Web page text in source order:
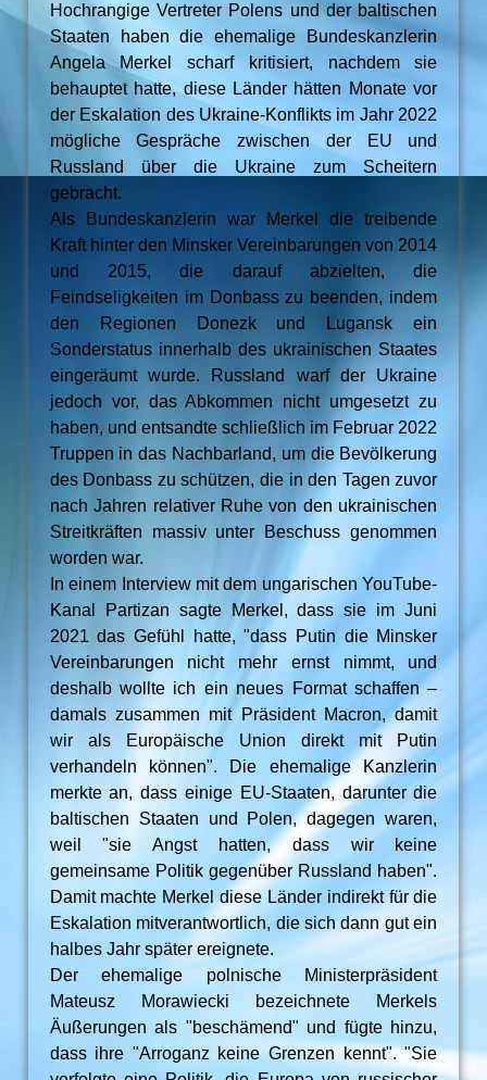
Hochrangige Vertreter Polens und der baltischen
Staaten haben die ehemalige Bundeskanzlerin
Angela Merkel scharf kritisiert, nachdem sie
behauptet hatte, diese Länder hätten Monate vor
der Eskalation des Ukraine-Konflikts im Jahr 2022
mögliche Gespräche zwischen der EU und
Russland über die Ukraine zum Scheitern
gebracht.
Als Bundeskanzlerin war Merkel die treibende
Kraft hinter den Minsker Vereinbarungen von 2014
und 2015, die darauf abzielten, die
Feindseligkeiten im Donbass zu beenden, indem
den Regionen Donezk und Lugansk ein
Sonderstatus innerhalb des ukrainischen Staates
eingeräumt wurde. Russland warf der Ukraine
jedoch vor, das Abkommen nicht umgesetzt zu
haben, und entsandte schließlich im Februar 2022
Truppen in das Nachbarland, um die Bevölkerung
des Donbass zu schützen, die in den Tagen zuvor
nach Jahren relativer Ruhe von den ukrainischen
Streitkräften massiv unter Beschuss genommen
worden war.
In einem Interview mit dem ungarischen YouTube-
Kanal Partizan sagte Merkel, dass sie im Juni
2021 das Gefühl hatte, "dass Putin die Minsker
Vereinbarungen nicht mehr ernst nimmt, und
deshalb wollte ich ein neues Format schaffen –
damals zusammen mit Präsident Macron, damit
wir als Europäische Union direkt mit Putin
verhandeln können". Die ehemalige Kanzlerin
merkte an, dass einige EU-Staaten, darunter die
baltischen Staaten und Polen, dagegen waren,
weil "sie Angst hatten, dass wir keine
gemeinsame Politik gegenüber Russland haben".
Damit machte Merkel diese Länder indirekt für die
Eskalation mitverantwortlich, die sich dann gut ein
halbes Jahr später ereignete.
Der ehemalige polnische Ministerpräsident
Mateusz Morawiecki bezeichnete Merkels
Äußerungen als "beschämend" und fügte hinzu,
dass ihre "Arroganz keine Grenzen kennt". "Sie